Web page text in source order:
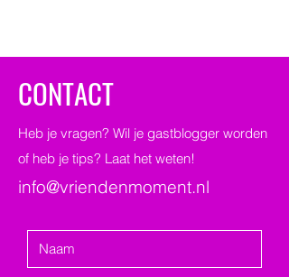
CONTACT
Heb je vragen? Wil je gastblogger worden
of heb je tips? Laat het weten!
info@vriendenmoment.nl